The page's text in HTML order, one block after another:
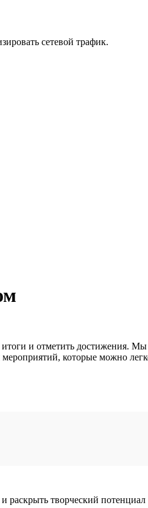
сетевой трафик.
и отметить достижения.
которые можно
раскрыть творческий потенциал